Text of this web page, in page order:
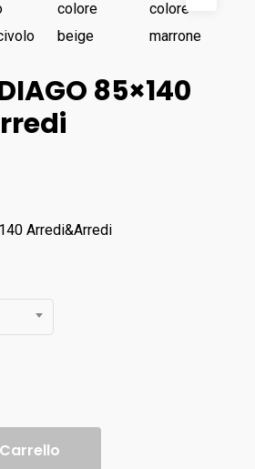
85×140
Arredi&Arredi